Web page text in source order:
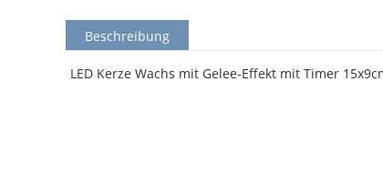
Beschreibung
LED Kerze Wachs mit Gelee-Effekt mit Timer